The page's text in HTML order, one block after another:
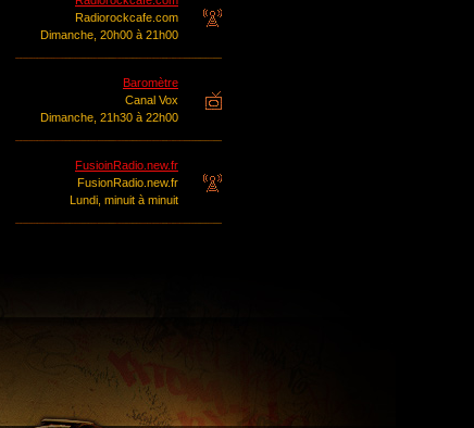
Radiorockcafe.com
Dimanche, 20h00 à 21h00
Baromètre
Canal Vox
Dimanche, 21h30 à 22h00
FusioinRadio.new.fr
FusionRadio.new.fr
Lundi, minuit à minuit